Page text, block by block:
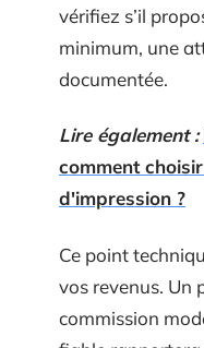
vérifiez s’il
minimum, une
documentée.
Lire également :
comment
d'impression ?
Ce point
vos revenus. Un
commission